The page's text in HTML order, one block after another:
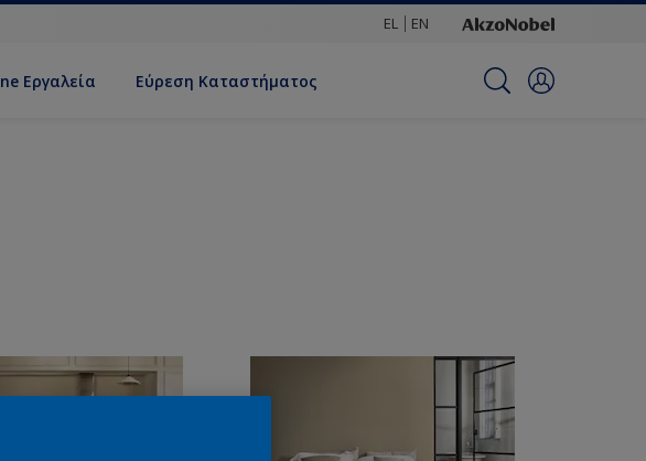
EL EN
Εργαλεία Εύρεση Καταστήματος